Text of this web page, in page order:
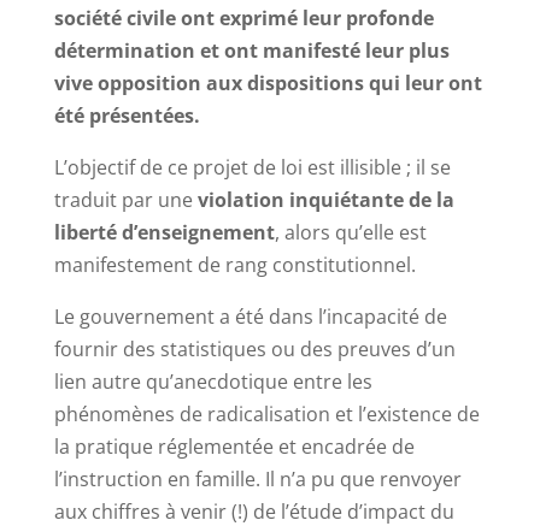
société civile ont exprimé leur profonde
détermination et ont manifesté leur plus
vive opposition aux dispositions qui leur ont
été présentées.
L’objectif de ce projet de loi est illisible ; il se
traduit par uneviolation inquiétante de la
liberté d’enseignement, alors qu’elle est
manifestement de rang constitutionnel.
Le gouvernement a été dans l’incapacité de
fournir des statistiques ou des preuves d’un
lien autre qu’anecdotique entre les
phénomènes de radicalisation et l’existence de
la pratique réglementée et encadrée de
l’instruction en famille. Il n’a pu que renvoyer
aux chiffres à venir (!) de l’étude d’impact du